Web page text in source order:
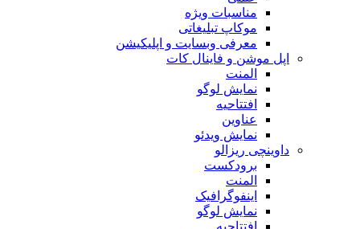
مناسبات ویژه
موکاپ تبلیغاتی
معرفی وبسایت و اپلیکیشن
اپل موشن و فاینال کات
المنت
نمایش لوگو
افتتاحیه
عناوین
نمایش ویدئو
داوینچی ریزالو
برودکست
المنت
اینفوگرافیک
نمایش لوگو
افتتاحیه